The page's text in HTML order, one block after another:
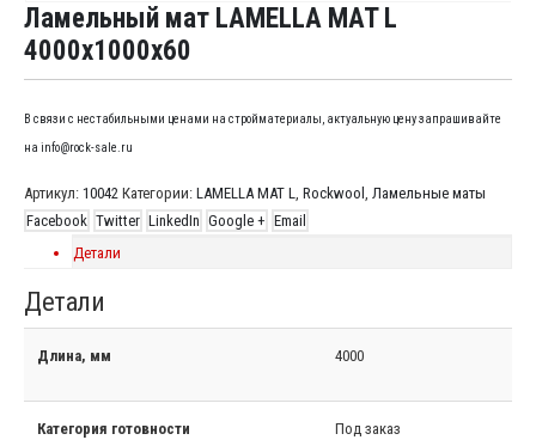
Ламельный мат LAMELLA MAT L
4000x1000x60
В связи с нестабильными ценами на стройматериалы, актуальную цену запрашивайте
на info@rock-sale.ru
Артикул: 10042 Категории: LAMELLA MAT L Rockwool Ламельные маты
Facebook Twitter LinkedIn Google + Email
Детали
Детали
Длина, мм 4000
Категория готовности Под заказ